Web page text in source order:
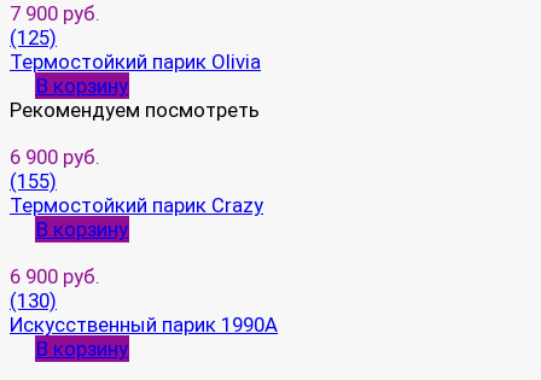
7 900 руб.
(125)
Термостойкий парик Olivia
В корзину
Рекомендуем посмотреть
6 900 руб.
(155)
Термостойкий парик Crazy
В корзину
6 900 руб.
(130)
Искусственный парик 1990A
В корзину